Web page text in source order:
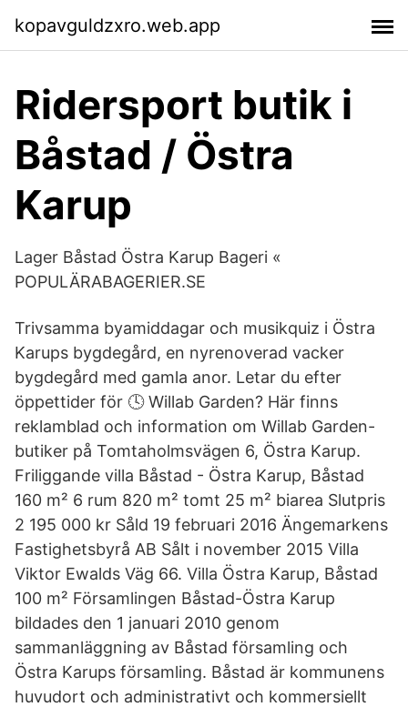
kopavguldzxro.web.app
Ridersport butik i
Båstad / Östra
Karup
Lager Båstad Östra Karup Bageri «
POPULÄRABAGERIER.SE
Trivsamma byamiddagar och musikquiz i Östra
Karups bygdegård, en nyrenoverad vacker
bygdegård med gamla anor. Letar du efter
öppettider för 🕓 Willab Garden? Här finns
reklamblad och information om Willab Garden-
butiker på Tomtaholmsvägen 6, Östra Karup.
Friliggande villa Båstad - Östra Karup, Båstad
160 m² 6 rum 820 m² tomt 25 m² biarea Slutpris
2 195 000 kr Såld 19 februari 2016 Ängemarkens
Fastighetsbyrå AB Sålt i november 2015 Villa
Viktor Ewalds Väg 66. Villa Östra Karup, Båstad
100 m² Församlingen Båstad-Östra Karup
bildades den 1 januari 2010 genom
sammanläggning av Båstad församling och
Östra Karups församling. Båstad är kommunens
huvudort och administrativt och kommersiellt